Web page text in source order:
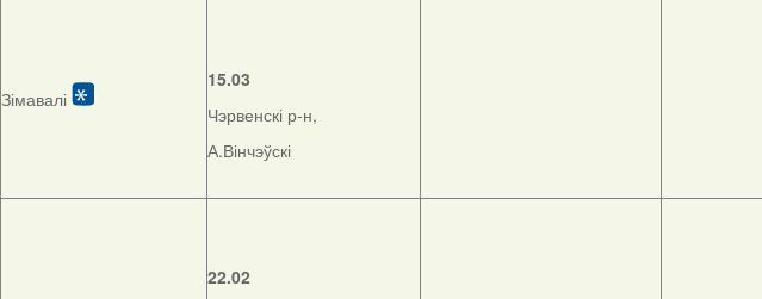
Зімавалі
15.03
Чэрвенскі р-н,
А.Вінчэўскі
22.02